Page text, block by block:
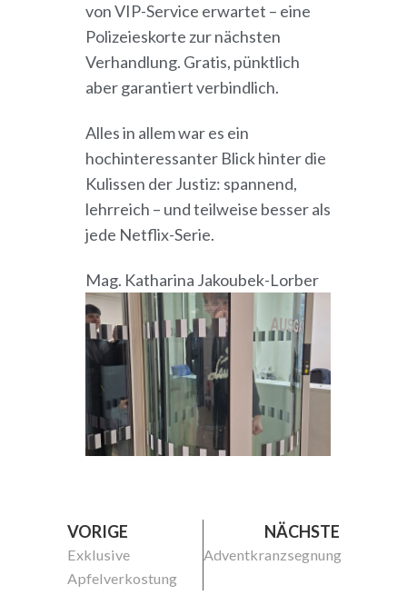
von VIP-Service erwartet – eine
Polizeieskorte zur nächsten
Verhandlung. Gratis, pünktlich
aber garantiert verbindlich.
Alles in allem war es ein
hochinteressanter Blick hinter die
Kulissen der Justiz: spannend,
lehrreich – und teilweise besser als
jede Netflix-Serie.
Mag. Katharina Jakoubek-Lorber
VORIGE
Exklusive
Apfelverkostung
NÄCHSTE
Adventkranzsegnung